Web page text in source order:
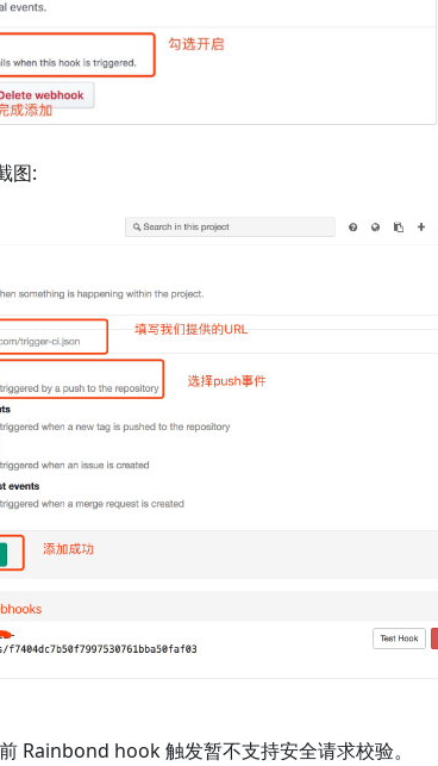
图:
Rainbond hook 触发暂不支持安全请求校验。